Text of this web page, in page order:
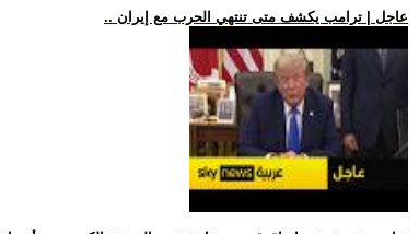
.. عاجل | ترامب يكشف متى تنتهي الحرب مع إيران